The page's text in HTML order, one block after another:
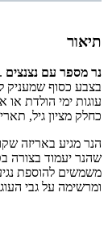
תיאור
נר מספר עם נצנצים
בצבע כסוף שמעניק
כחלק מציון גיל,
הנר מגיע באריזה
שהנר יעמוד בצורה
משמשים להוספת
ומרשימה על גבי